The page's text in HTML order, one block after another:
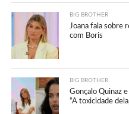
BIG BROTHER
Joana fala sobre
com Boris
BIG BROTHER
Gonçalo Quinaz
“A toxicidade